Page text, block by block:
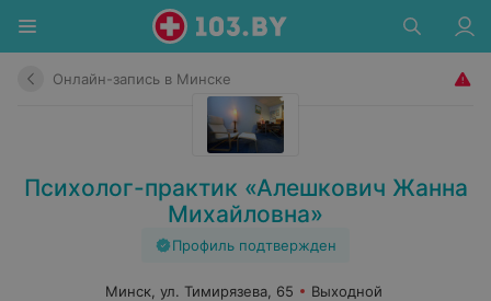
Онлайн-запись в Минске
Психолог-практик «Алешкович Жанна
Михайловна»
Профиль подтвержден
Минск, ул. Тимирязева, 65
Выходной